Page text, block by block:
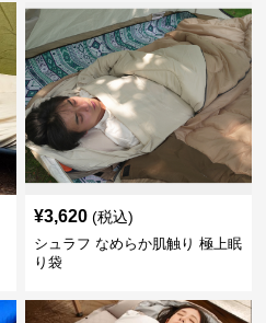
¥3,620 (税込)
シュラフ なめらか肌触り 極上眠
り袋